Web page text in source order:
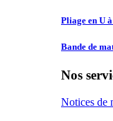
Pliage en U
Bande de
Nos
Notices de